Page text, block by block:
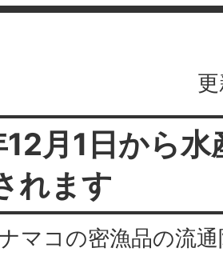
月1日から水
れます
マコの密漁品の流